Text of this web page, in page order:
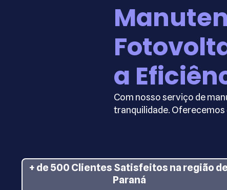
a
Com nosso serviço de
tranquilidade.
+ de 500 Clientes Satisfeitos na região de
Paraná